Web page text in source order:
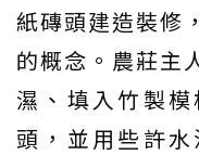
紙磚頭建造裝修
的概念。農莊主
濕、填入竹製
頭，並用些許